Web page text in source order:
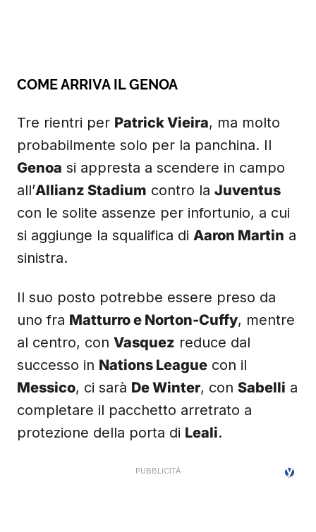
COME ARRIVA IL GENOA
Tre rientri per Patrick Vieira, ma molto
probabilmente solo per la panchina. Il
Genoa si appresta a scendere in campo
all’Allianz Stadium contro la Juventus
con le solite assenze per infortunio, a cui
si aggiunge la squalifica di Aaron Martin a
sinistra.
Il suo posto potrebbe essere preso da
uno fra Matturro e Norton-Cuffy, mentre
al centro, con Vasquez reduce dal
successo in Nations League con il
Messico, ci sarà De Winter, con Sabelli a
completare il pacchetto arretrato a
protezione della porta di Leali.